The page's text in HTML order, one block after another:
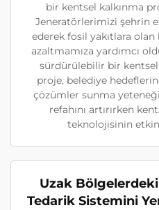
bir kentsel kalkınma
Jeneratörlerimizi şehrin
ederek fosil yakıtlara olan
azaltmamıza yardımcı
sürdürülebilir bir kentsel
proje, belediye
çözümler sunma
refahını artırırken
teknolojisinin
Uzak
Tedarik Sistemini